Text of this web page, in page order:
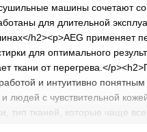
машины сочетают
для длительной
h2><p>AEG применяет
для оптимального
ткани от перегрева.</
и интуитивно
людей с чувствительной
тип тканей, которые чаще